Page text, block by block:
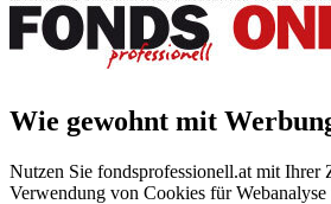
Wie gewohnt mit
Nutzen Sie fondsprofessionell.at mit Ihrer
Verwendung von Cookies für Webanalyse